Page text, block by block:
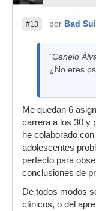
#13 por Bad
"Canelo
¿No eres
Me quedan 6
carrera a los 30 y
he colaborado
adolescentes
perfecto para
conclusiones de
De todos modos
clínicos, o del